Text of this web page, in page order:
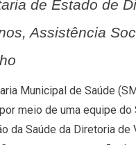
de Estado de
Assistência
Municipal de Saúde
meio de uma equipe do
da Saúde da Diretoria de